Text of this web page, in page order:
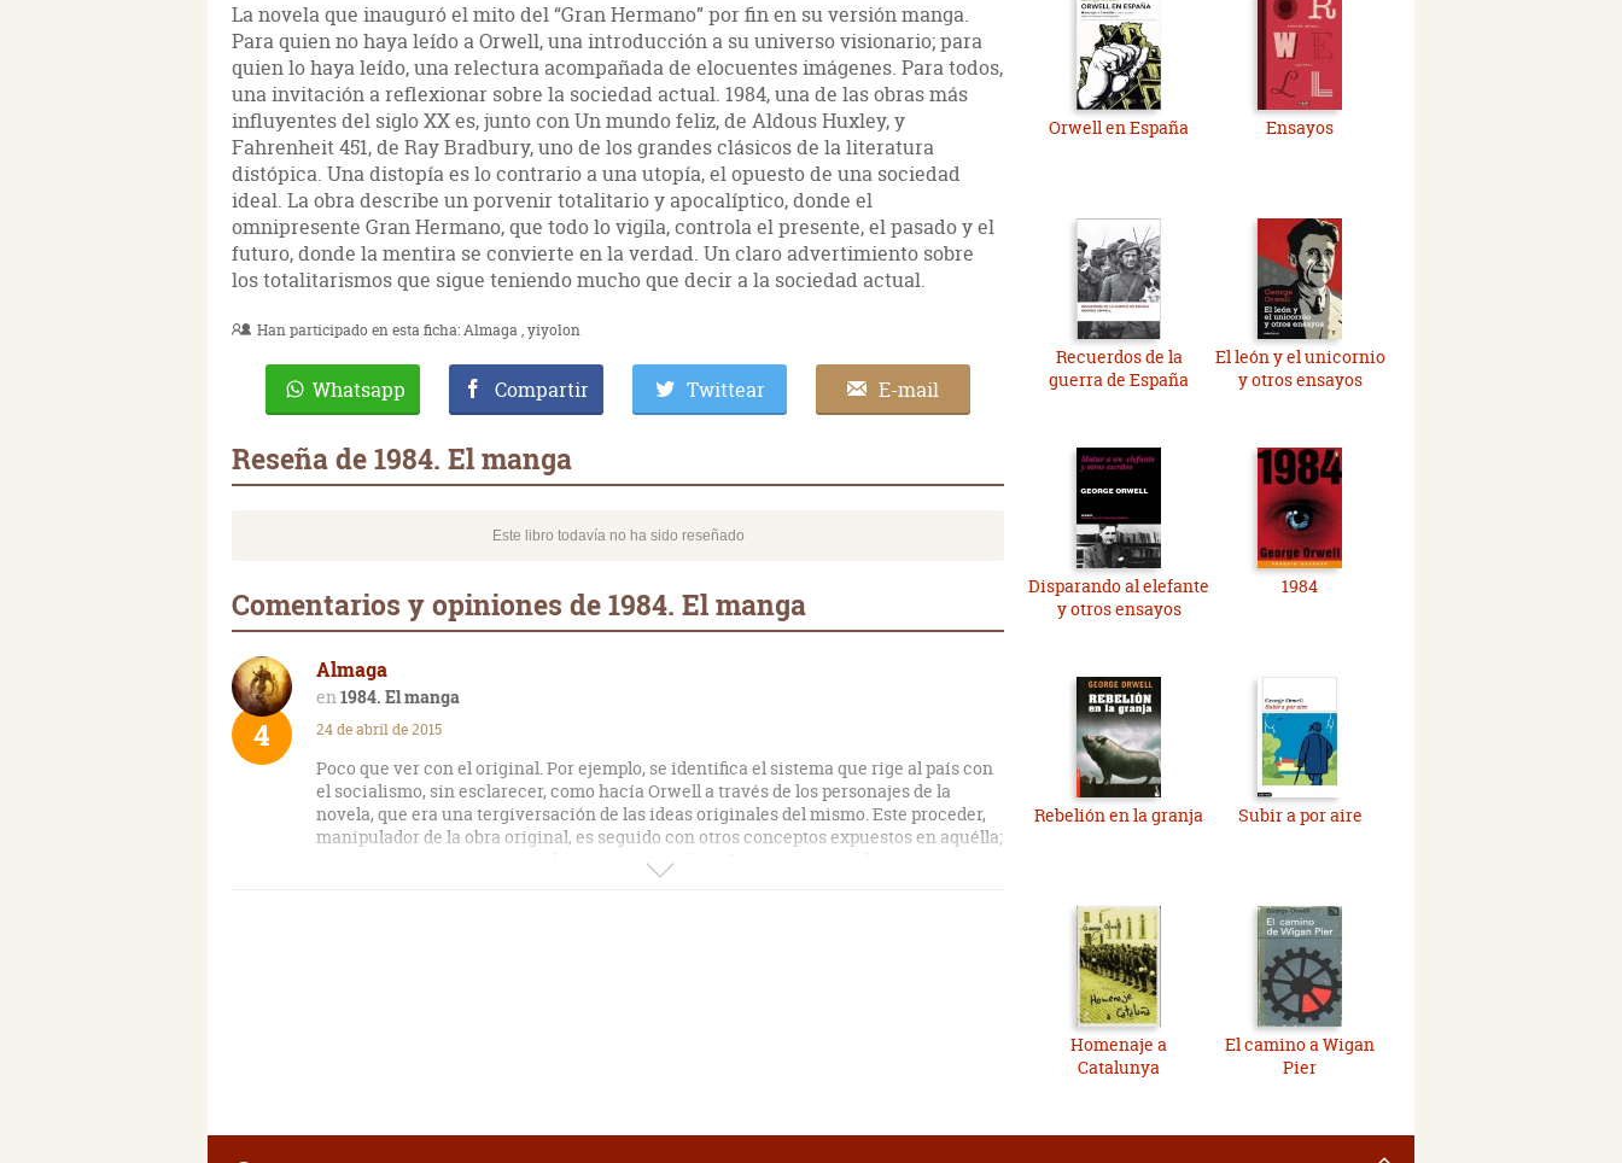
La novela que inauguró el mito del “Gran Hermano” por fin en su versión manga.
Para quien no haya leído a Orwell, una introducción a su universo visionario; para
quien lo haya leído, una relectura acompañada de elocuentes imágenes. Para todos,
una invitación a reflexionar sobre la sociedad actual. 1984, una de las obras más
influyentes del siglo XX es, junto con Un mundo feliz, de Aldous Huxley, y
Fahrenheit 451, de Ray Bradbury, uno de los grandes clásicos de la literatura
distópica. Una distopía es lo contrario a una utopía, el opuesto de una sociedad
ideal. La obra describe un porvenir totalitario y apocalíptico, donde el
omnipresente Gran Hermano, que todo lo vigila, controla el presente, el pasado y el
futuro, donde la mentira se convierte en la verdad. Un claro advertimiento sobre
los totalitarismos que sigue teniendo mucho que decir a la sociedad actual.
Han participado en esta ficha:Almaga yiyolon
Whatsapp Compartir Twittear E-mail
Reseña de 1984. El manga
Este libro todavía no ha sido reseñado
Comentarios y opiniones de 1984. El manga
Almaga
1984. El manga
4 24 de abril de 2015
Poco que ver con el original. Por ejemplo, se identifica el sistema que rige al país con
el socialismo, sin esclarecer, como hacía Orwell a través de los personajes de la
novela, que era una tergiversación de las ideas originales del mismo. Este proceder,
manipulador de la obra original, es seguido con otros conceptos expuestos en aquélla;
y si no, como mínimo, pecan de excesiva simpleza. Su atractivo reside, en
conclusión, en lo que como poco y sin esfuerzo es; la traslación al manga de la
Orwell en España Ensayos
Recuerdos de la
guerra de España
El león y el unicornio
y otros ensayos
Disparando al elefante
y otros ensayos
1984
Rebelión en la granja Subir a por aire
Homenaje a
Catalunya
El camino a Wigan
Pier